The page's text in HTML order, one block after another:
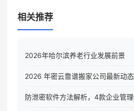
相关推荐
2026年哈尔滨养老行业发展前景
2026 年密云靠谱搬家公司最新动
防泄密软件方法解析，4款企业管